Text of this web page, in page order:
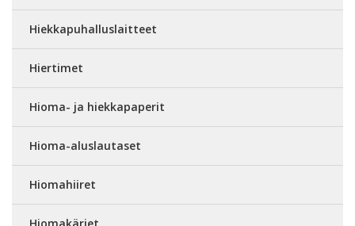
Hiekkapuhalluslaitteet
Hiertimet
Hioma- ja hiekkapaperit
Hioma-aluslautaset
Hiomahiiret